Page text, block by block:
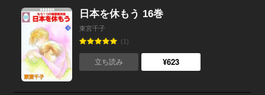
日本を休もう 16巻
東宮千子
(1)
立ち読み ¥623